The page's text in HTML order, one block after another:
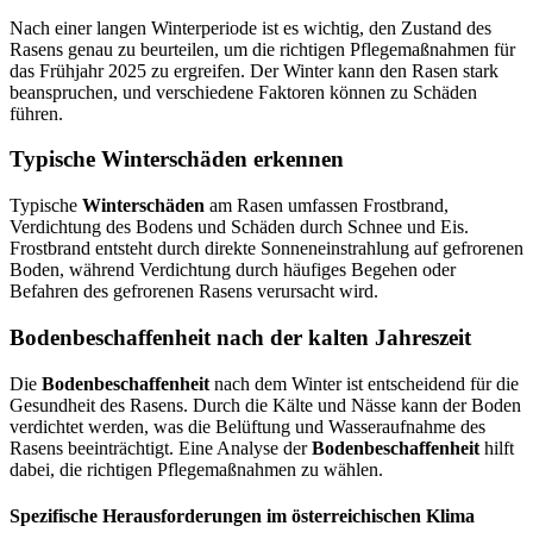
Nach einer langen Winterperiode ist es wichtig, den Zustand des
Rasens genau zu beurteilen, um die richtigen Pflegemaßnahmen für
das Frühjahr 2025 zu ergreifen. Der Winter kann den Rasen stark
beanspruchen, und verschiedene Faktoren können zu Schäden
führen.
Typische Winterschäden erkennen
Typische Winterschäden am Rasen umfassen Frostbrand,
Verdichtung des Bodens und Schäden durch Schnee und Eis.
Frostbrand entsteht durch direkte Sonneneinstrahlung auf gefrorenen
Boden, während Verdichtung durch häufiges Begehen oder
Befahren des gefrorenen Rasens verursacht wird.
Bodenbeschaffenheit nach der kalten Jahreszeit
Die Bodenbeschaffenheit nach dem Winter ist entscheidend für die
Gesundheit des Rasens. Durch die Kälte und Nässe kann der Boden
verdichtet werden, was die Belüftung und Wasseraufnahme des
Rasens beeinträchtigt. Eine Analyse derBodenbeschaffenheit hilft
dabei, die richtigen Pflegemaßnahmen zu wählen.
Spezifische Herausforderungen im österreichischen Klima